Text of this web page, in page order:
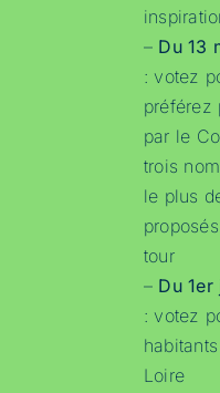
– Du 13
: votez
préférez
par le
trois
le plus
tour
– Du
: votez
Loire